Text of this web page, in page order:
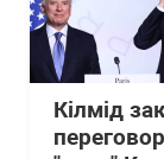
Кілмід